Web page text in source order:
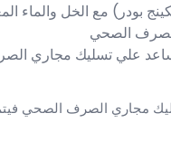
بودر) مع الخل
الصحي
علي تسليك مجاري
مجاري الصرف الصحي